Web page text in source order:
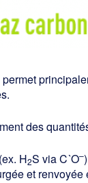
permet
des
H2S via C`O–
et renvoyée